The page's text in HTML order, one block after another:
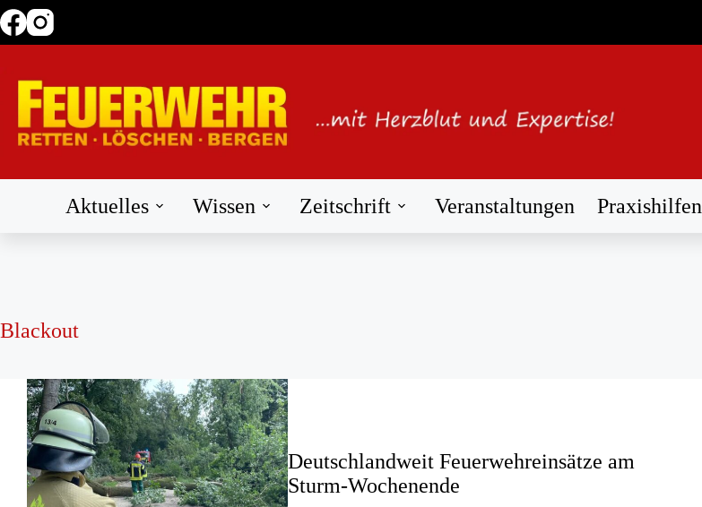
Zum
Inhalt
Aktuelles Wissen Zeitschrift Veranstaltungen Praxishilfen
Blackout
Deutschlandweit Feuerwehreinsätze am
Sturm-Wochenende